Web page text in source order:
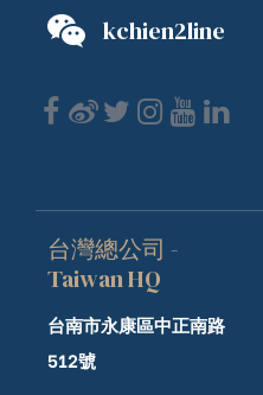
kchien2line
台灣總公司 -
Taiwan HQ
台南市永康區中正南路
512號